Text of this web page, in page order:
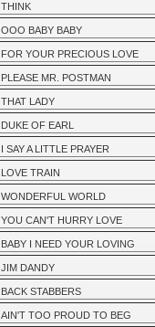
THINK
OOO BABY BABY
FOR YOUR PRECIOUS LOVE
PLEASE MR. POSTMAN
THAT LADY
DUKE OF EARL
I SAY A LITTLE PRAYER
LOVE TRAIN
WONDERFUL WORLD
YOU CAN'T HURRY LOVE
BABY I NEED YOUR LOVING
JIM DANDY
BACK STABBERS
AIN'T TOO PROUD TO BEG